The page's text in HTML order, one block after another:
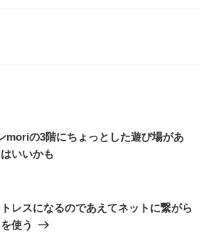
moriの3階にちょっとした遊び場があ
いいかも
レスになるのであえてネットに繋がら
使う